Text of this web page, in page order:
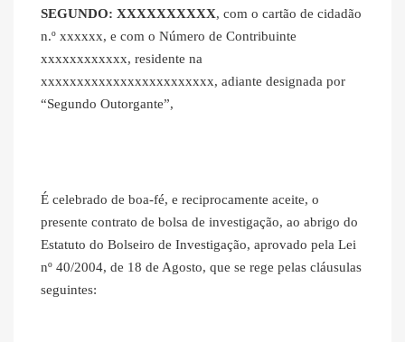
SEGUNDO: XXXXXXXXXX, com o cartão de cidadão
n.º xxxxxx, e com o Número de Contribuinte
xxxxxxxxxxxx, residente na
xxxxxxxxxxxxxxxxxxxxxxxx, adiante designada por
“Segundo Outorgante”,
É celebrado de boa-fé, e reciprocamente aceite, o
presente contrato de bolsa de investigação, ao abrigo do
Estatuto do Bolseiro de Investigação, aprovado pela Lei
nº 40/2004, de 18 de Agosto, que se rege pelas cláusulas
seguintes: